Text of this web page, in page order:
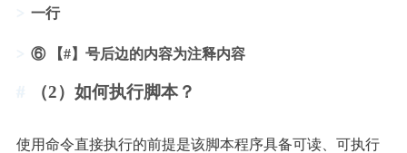
一行
⑥ 【#】号后边的内容为注释内容
（2）如何执行脚本？
使用命令直接执行的前提是该脚本程序具备可读、可执行